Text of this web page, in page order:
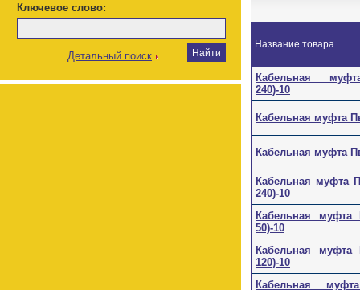
Ключевое слово:
Детальный поиск
Название товара
Кабельная
240)-10
Кабельная муфта
Кабельная муфта
Кабельная муфта
240)-10
Кабельная муфта
50)-10
Кабельная муфта
120)-10
Кабельная